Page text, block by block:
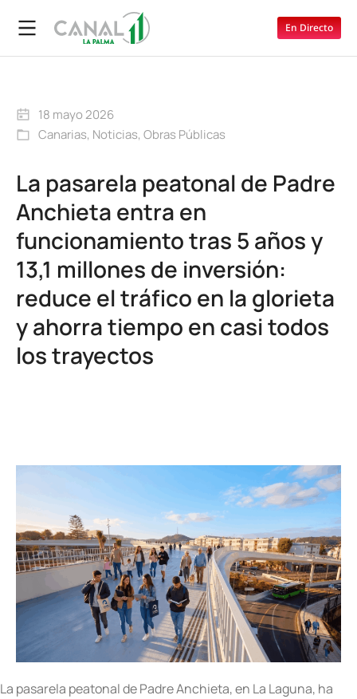
En Directo
18 mayo 2026
Canarias, Noticias, Obras Públicas
La pasarela peatonal de Padre
Anchieta entra en
funcionamiento tras 5 años y
13,1 millones de inversión:
reduce el tráfico en la glorieta
y ahorra tiempo en casi todos
los trayectos
La pasarela peatonal de Padre Anchieta, en La Laguna, ha